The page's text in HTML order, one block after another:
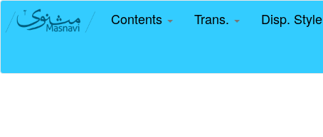
Contents Trans. Disp. Style